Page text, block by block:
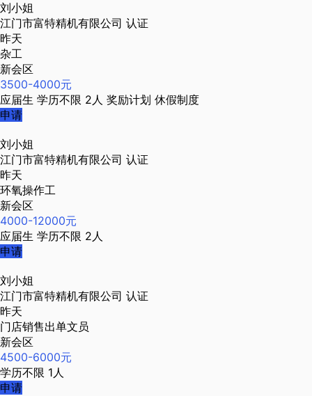
刘小姐
江门市富特精机有限公司 认证
昨天
杂工
新会区
3500-4000元
应届生 学历不限 2人 奖励计划 休假制度
申请
刘小姐
江门市富特精机有限公司 认证
昨天
环氧操作工
新会区
4000-12000元
应届生 学历不限 2人
申请
刘小姐
江门市富特精机有限公司 认证
昨天
门店销售出单文员
新会区
4500-6000元
学历不限 1人
申请